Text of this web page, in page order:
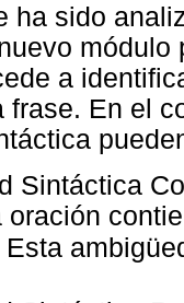
ha sido
a
frase. En el
Sintáctica
oración